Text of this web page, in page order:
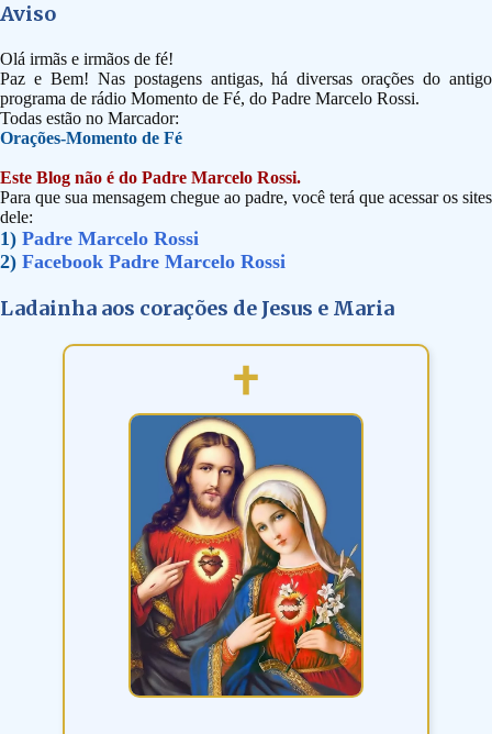
Aviso
Olá irmãs e irmãos de fé!
Paz e Bem! Nas postagens antigas, há diversas orações do antigo
programa de rádio Momento de Fé, do Padre Marcelo Rossi.
Todas estão no Marcador:
Orações-Momento de Fé
Este Blog não é do Padre Marcelo Rossi.
Para que sua mensagem chegue ao padre, você terá que acessar os sites
dele:
1) Padre Marcelo Rossi
2) Facebook Padre Marcelo Rossi
Ladainha aos corações de Jesus e Maria